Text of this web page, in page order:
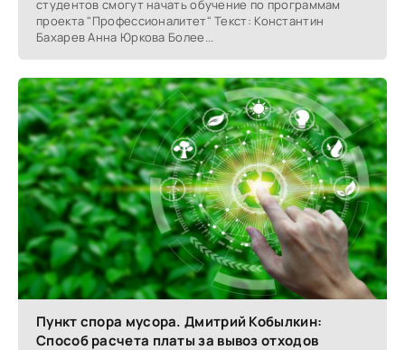
студентов смогут начать обучение по программам
проекта "Профессионалитет" Текст: Константин
Бахарев Анна Юркова Более...
Пункт спора мусора. Дмитрий Кобылкин:
Способ расчета платы за вывоз отходов